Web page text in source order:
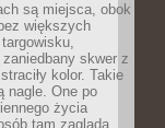
są miejsca, obok
większych
skwer z
kolor. Takie
nagle. One po
życia
tam zagląda,